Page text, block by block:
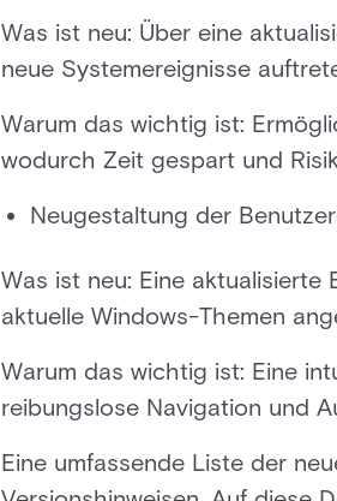
Was ist neu: Über eine
neue Systemereignisse
Warum das wichtig ist:
wodurch Zeit gespart und
Neugestaltung der
Was ist neu: Eine
aktuelle Windows-Themen
Warum das wichtig ist: Eine
reibungslose Navigation und
Eine umfassende Liste der